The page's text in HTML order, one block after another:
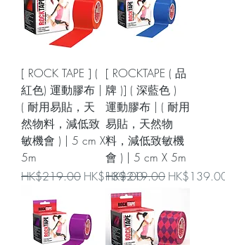
[ ROCK TAPE ] (
紅色) 運動膠布 |
( 耐用易貼，天
然物料，減低致
敏機會 ) | 5 cm X
5m
一般價格
HK$219.00 促銷價格
HK$139.00
[ ROCKTAPE ( 品
牌 )] ( 深藍色 )
運動膠布 | ( 耐用
易貼，天然物
料，減低致敏機
會 ) | 5 cm X 5m
一般價格
HK$219.00 促銷價格
HK$139.00